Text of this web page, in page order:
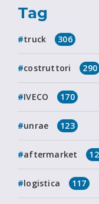
Tag
truck 306
costruttori 290
IVECO 170
unrae 123
aftermarket
logistica 117